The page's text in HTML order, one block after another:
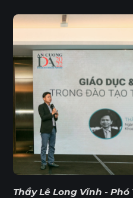
Thầy Lê Long Vĩnh -